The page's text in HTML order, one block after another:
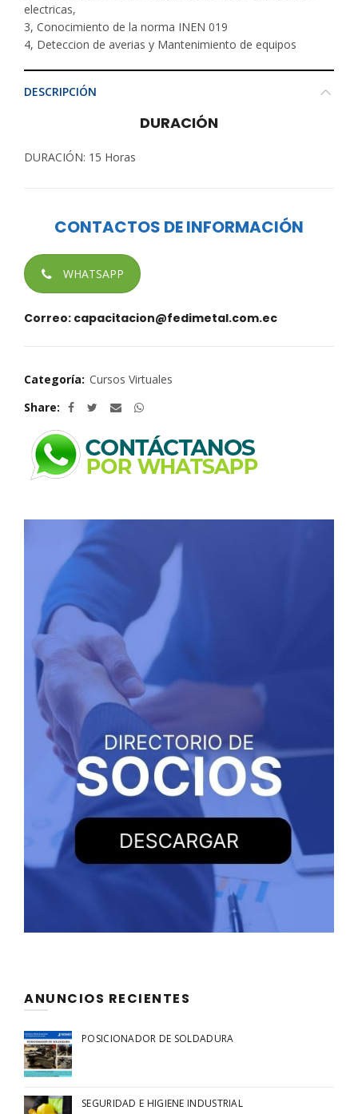
electricas,
3, Conocimiento de la norma INEN 019
4, Deteccion de averias y Mantenimiento de equipos
DESCRIPCIÓN
DURACIÓN
DURACIÓN: 15 Horas
CONTACTOS DE INFORMACIÓN
WHATSAPP
Correo: capacitacion@fedimetal.com.ec
Categoría: Cursos Virtuales
Share
ANUNCIOS RECIENTES
POSICIONADOR DE SOLDADURA
SEGURIDAD E HIGIENE INDUSTRIAL